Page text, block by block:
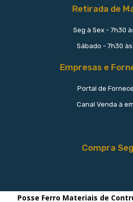
Retirada de
Seg à Sex - 7h30
Sábado - 7h30 às
Empresas e
Portal de
Canal Venda à
Compra
Posse Ferro Materiais de